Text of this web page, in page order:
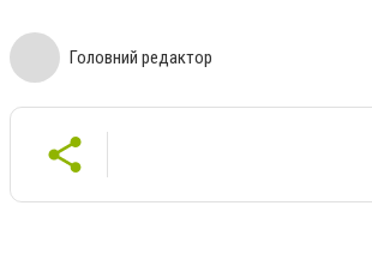
Головний редактор